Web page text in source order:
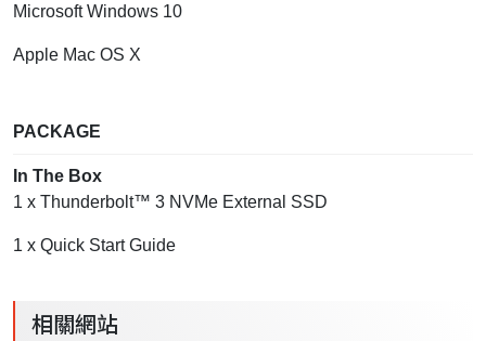
Microsoft Windows 10
Apple Mac OS X
PACKAGE
In The Box
1 x Thunderbolt™ 3 NVMe External SSD
1 x Quick Start Guide
相關網站